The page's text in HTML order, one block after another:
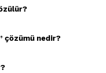
çözümü nedir?